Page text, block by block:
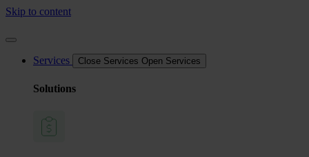
Skip to content
Services Close Services Open Services
Solutions